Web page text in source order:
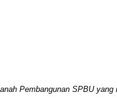
Pembangunan SPBU